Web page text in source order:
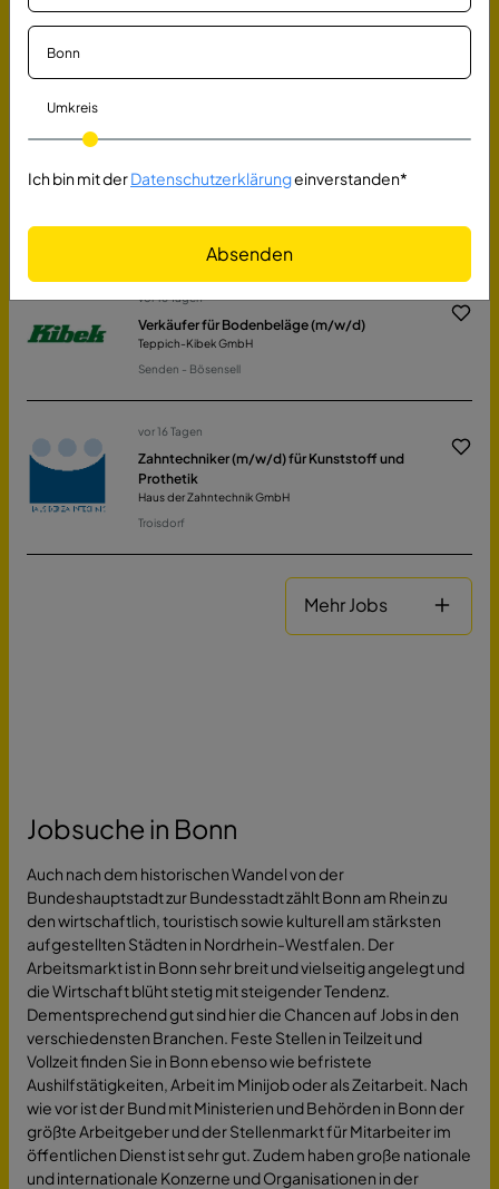
vor 16 Tagen
Regensburg
vor 16 Tagen
Reinigungs- und Servicekraft für interne
Dienste (m/w/d) Vollzeit oder Teilzeit
vor 16 Tagen
Verkäufer für Bodenbeläge (m/w/d)
Teppich-Kibek GmbH
Senden - Bösensell
vor 16 Tagen
Zahntechniker (m/w/d) für Kunststoff und
Prothetik
Haus der Zahntechnik GmbH
Troisdorf
Mehr Jobs
Jobsuche in Bonn
Auch nach dem historischen Wandel von der
Bundeshauptstadt zur Bundesstadt zählt Bonn am Rhein zu
den wirtschaftlich, touristisch sowie kulturell am stärksten
aufgestellten Städten in Nordrhein-Westfalen. Der
Arbeitsmarkt ist in Bonn sehr breit und vielseitig angelegt und
die Wirtschaft blüht stetig mit steigender Tendenz.
Dementsprechend gut sind hier die Chancen auf Jobs in den
verschiedensten Branchen. Feste Stellen in Teilzeit und
Vollzeit finden Sie in Bonn ebenso wie befristete
Aushilfstätigkeiten, Arbeit im Minijob oder als Zeitarbeit. Nach
wie vor ist der Bund mit Ministerien und Behörden in Bonn der
größte Arbeitgeber und der Stellenmarkt für Mitarbeiter im
öffentlichen Dienst ist sehr gut. Zudem haben große nationale
und internationale Konzerne und Organisationen in der
Umkreis
Ich bin mit derDatenschutzerklärungeinverstanden*
Absenden